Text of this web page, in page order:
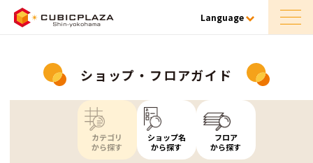
Language
ショップ・フロアガイド
カテゴリ
から探す
ショップ名
から探す
フロア
から探す